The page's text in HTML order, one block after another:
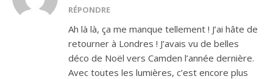
RÉPONDRE
Ah là là, ça me manque tellement ! J’ai hâte de
retourner à Londres ! J’avais vu de belles
déco de Noël vers Camden l’année dernière.
Avec toutes les lumières, c’est encore plus